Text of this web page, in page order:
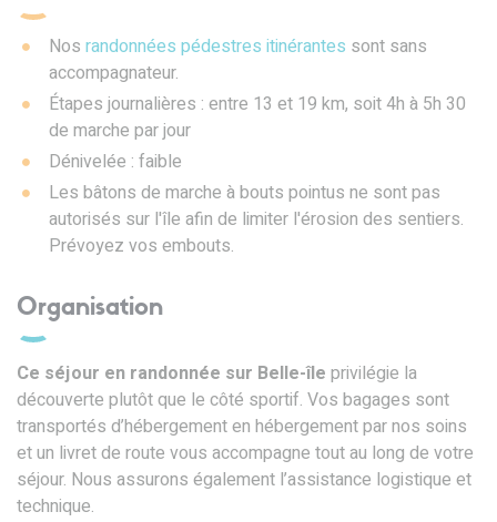
Nos randonnées pédestres itinérantes sont sans
accompagnateur.
Étapes journalières : entre 13 et 19 km, soit 4h à 5h 30
de marche par jour
Dénivelée : faible
Les bâtons de marche à bouts pointus ne sont pas
autorisés sur l'île afin de limiter l'érosion des sentiers.
Prévoyez vos embouts.
Organisation
Ce séjour en randonnée sur Belle-île privilégie la
découverte plutôt que le côté sportif. Vos bagages sont
transportés d’hébergement en hébergement par nos soins
et un livret de route vous accompagne tout au long de votre
séjour. Nous assurons également l’assistance logistique et
technique.